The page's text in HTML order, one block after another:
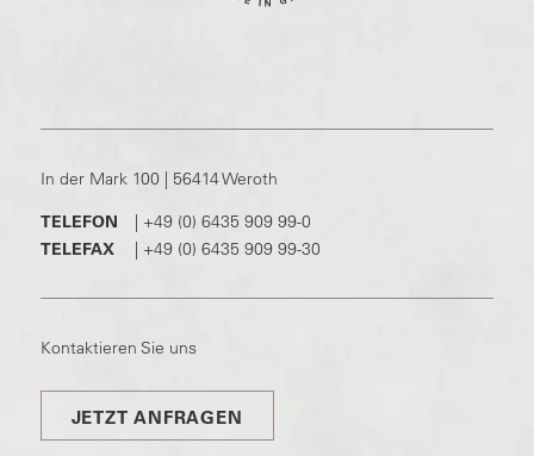
In der Mark 100 | 56414 Weroth
TELEFON
| +49 (0) 6435 909 99-0
TELEFAX
| +49 (0) 6435 909 99-30
Kontaktieren Sie uns
JETZT ANFRAGEN